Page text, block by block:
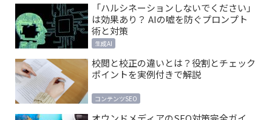
「ハルシネーションしないでください」
は効果あり？ AIの嘘を防ぐプロンプト
術と対策
生成AI
校閲と校正の違いとは？役割とチェック
ポイントを実例付きで解説
コンテンツSEO